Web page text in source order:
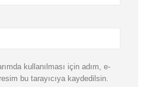
kullanılması için adım, e-
bu tarayıcıya kaydedilsin.